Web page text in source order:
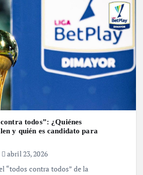
todos”: ¿Quiénes
y quién es candidato para
abril 23, 2026
“todos contra todos” de la